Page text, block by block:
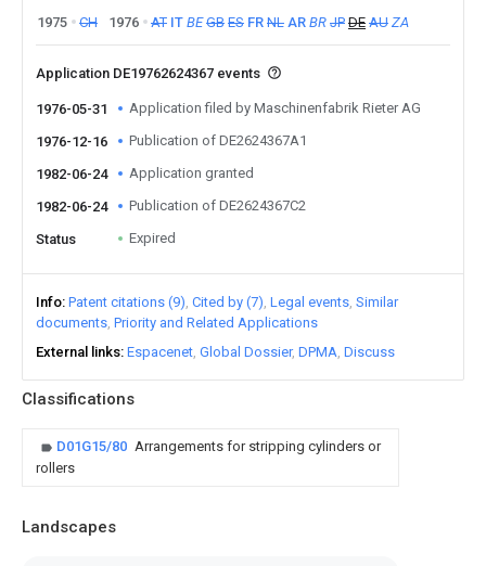
Classifications
D01G15/80 Arrangements for stripping cylinders or
rollers
Landscapes
1975
CH 1976 AT IT BE GB ES FR NL AR BR JP DE AU ZA
Application DE19762624367 events
1976-05-31 Application filed by Maschinenfabrik Rieter AG
1976-12-16 Publication of DE2624367A1
1982-06-24 Application granted
1982-06-24 Publication of DE2624367C2
Status Expired
Info Patent citations (9) Cited by (7) Legal events Similar
documents Priority and Related Applications
External links Espacenet Global Dossier DPMA Discuss